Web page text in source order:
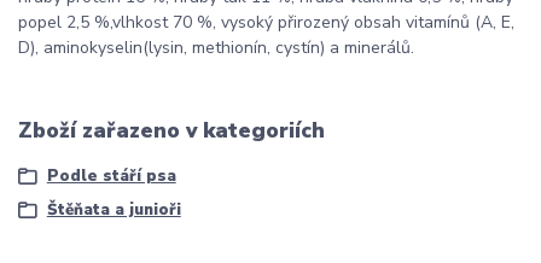
popel 2,5 %,vlhkost 70 %, vysoký přirozený obsah vitamínů (A, E,
D), aminokyselin(lysin, methionín, cystín) a minerálů.
Zboží zařazeno v kategoriích
Podle stáří psa
Štěňata a junioři